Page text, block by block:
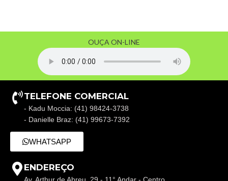
OUÇA ON-LINE
TELEFONE COMERCIAL
- Kadu Moccia: (41) 98424-3738
- Danielle Braz: (41) 99673-7392
WHATSAPP
ENDEREÇO
Av. Arthur de Abreu, 29 - 11° Andar - Centro